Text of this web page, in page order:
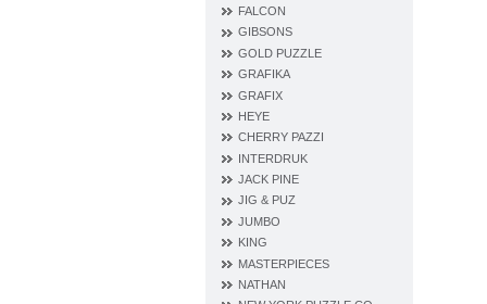
FALCON
GIBSONS
GOLD PUZZLE
GRAFIKA
GRAFIX
HEYE
CHERRY PAZZI
INTERDRUK
JACK PINE
JIG & PUZ
JUMBO
KING
MASTERPIECES
NATHAN